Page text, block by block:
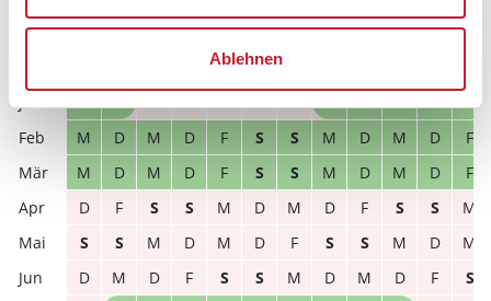
Ablehnen
D
M D F S S M D M D F S
F
S S M D M D F S S M
D
M
D M D F S S M D M D
F
M
D M D F S S M D M D
F
D
F S S M D M D F S S
M
S
S M D M D F S S M D
M
D
M D F S S M D M D F
S